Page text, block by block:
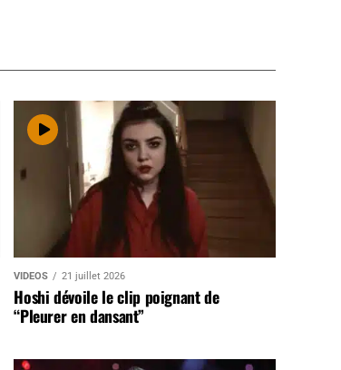
VIDEOS 21 juillet 2026
Hoshi dévoile le clip poignant de
“Pleurer en dansant”